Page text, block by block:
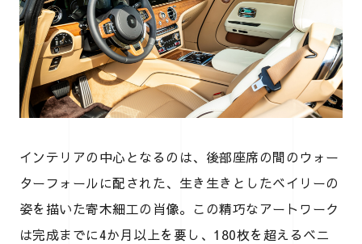
インテリアの中心となるのは、後部座席の間のウォー
ターフォールに配された、生き生きとしたベイリーの
姿を描いた寄木細工の肖像。この精巧なアートワーク
は完成までに4か月以上を要し、180枚を超えるベニ